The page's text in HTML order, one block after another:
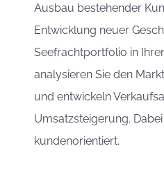
Ausbau bestehender
Entwicklung neuer
Seefrachtportfolio in
analysieren Sie den
und entwickeln
Umsatzsteigerung.
kundenorientiert.